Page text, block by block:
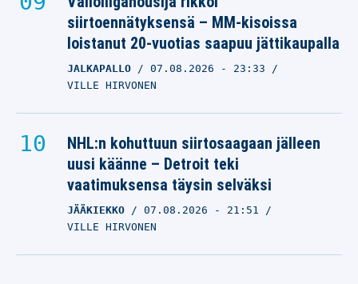
siirtoennätyksensä – MM-kisoissa
loistanut 20-vuotias saapuu jättikaupalla
JALKAPALLO 07.08.2026 - 23:33
VILLE HIRVONEN
NHL:n kohuttuun siirtosaagaan jälleen
uusi käänne – Detroit teki
vaatimuksensa täysin selväksi
JÄÄKIEKKO 07.08.2026 - 21:51
VILLE HIRVONEN